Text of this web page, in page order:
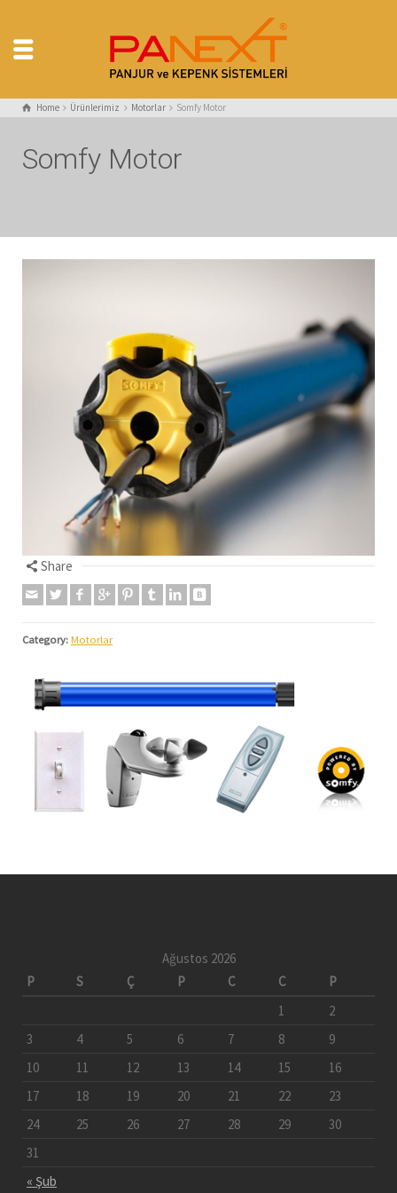
Home Ürünlerimiz Motorlar Somfy Motor
Somfy Motor
Share
Category: Motorlar
Ağustos 2026
P
S Ç P C C P
« Şub
1
2
3
4 5 6 7 8
9
10
11 12 13 14 15
16
17
18 19 20 21 22
23
24
25 26 27 28 29
30
31